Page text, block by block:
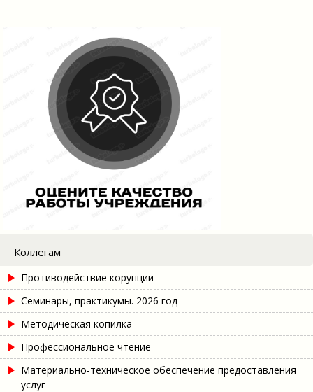
Коллегам
Противодействие корупции
Семинары, практикумы. 2026 год
Методическая копилка
Профессиональное чтение
Материально-техническое обеспечение предоставления
услуг